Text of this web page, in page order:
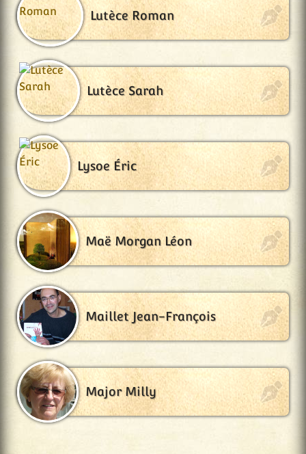
Lutèce Roman
Lutèce Sarah
Lysoe Éric
Maë Morgan Léon
Maillet Jean-François
Major Milly